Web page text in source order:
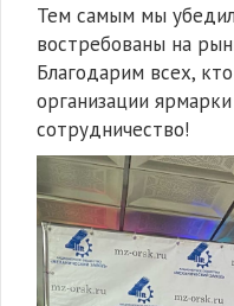
Тем самым мы
востребованы на
Благодарим всех,
организации
сотрудничество!